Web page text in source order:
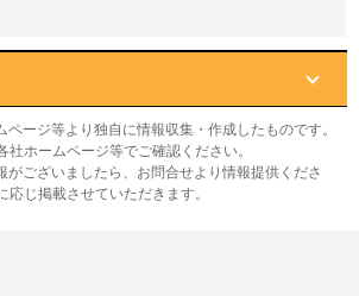
ージ等より独自に情報収集・作成したものです。
ホームページ等でご確認ください。
がございましたら、お問合せより情報提供くださ
応じ掲載させていただきます。